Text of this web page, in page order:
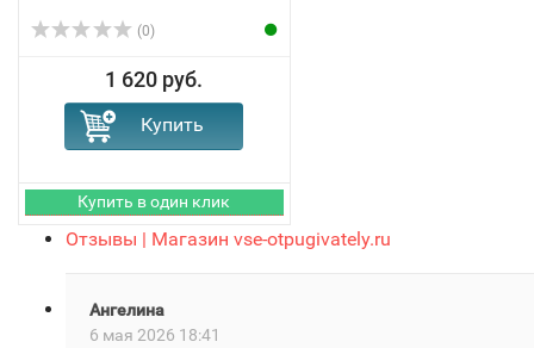
(0)
1 620 руб.
Отзывы | Магазин vse-otpugivately.ru
Ангелина
6 мая 2026 18:41